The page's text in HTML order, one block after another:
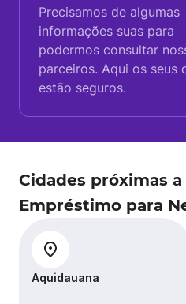
Precisamos de algumas
informações suas para
podermos consultar
parceiros. Aqui os seus
estão seguros.
Cidades próximas
Empréstimo para
Aquidauana